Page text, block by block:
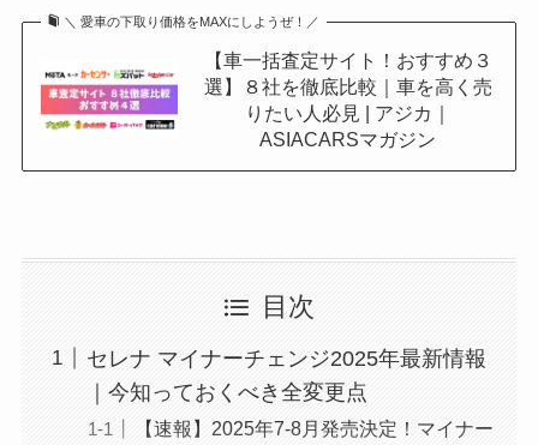
＼ 愛車の下取り価格をMAXにしようぜ！／
【車一括査定サイト！おすすめ３
選】８社を徹底比較｜車を高く売
りたい人必見 | アジカ｜
ASIACARSマガジン
目次
セレナ マイナーチェンジ2025年最新情報
｜今知っておくべき全変更点
【速報】2025年7-8月発売決定！マイナー